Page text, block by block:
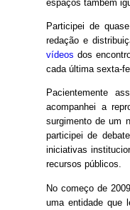
espaços também
Participei de
redação e
vídeos dos
cada última sexta-
Pacientemente
acompanhei a
surgimento de um
participei de
iniciativas
recursos públicos.
No começo de
uma entidade que